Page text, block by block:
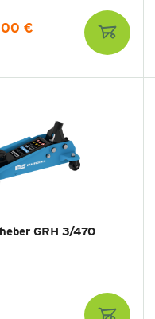
€
GRH 3/470